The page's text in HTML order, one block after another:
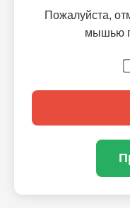
Пожалуйста,
мышью